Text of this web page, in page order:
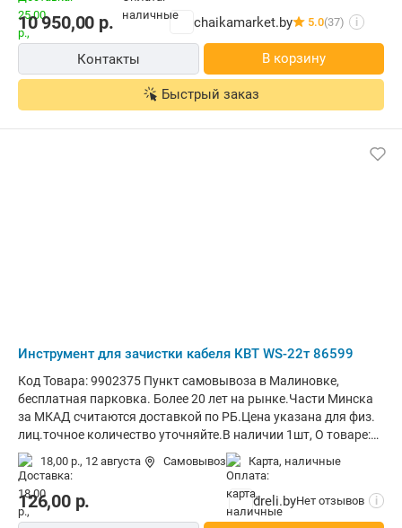
10 950,00 р. chaikamarket.by 5.0(37) i
Контакты В корзину
Быстрый заказ
Инструмент для зачистки кабеля КВТ WS-22т 86599
Код Товара: 9902375 Пункт самовывоза в Малиновке,
бесплатная парковка. Более 20 лет на рынке.Части Минска
за МКАД считаются доставкой по РБ.Цена указана для физ.
лиц.точное количество уточняйте.В наличии 1шт, О товаре:
длина 190 мм
18,00 р., 12 августа Самовывоз карта, наличные
126,00р. dreli.byНет отзывов i